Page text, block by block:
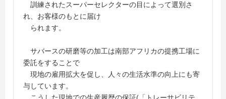
訓練されたスーパーセレクターの目によって選別さ
れ、お客様のもとに届け
られます。
サバースの研磨等の加工は南部アフリカの提携工場に
委託をすることで
現地の雇用拡大を促し、人々の生活水準の向上にも寄
与しています。